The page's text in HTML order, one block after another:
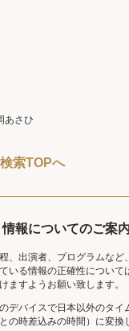
あさひ
索TOPへ
報についてのご案内
、出演者、プログラムなど
いる情報の正確性につい
ますようお願い致します。
デバイスで日本以外のタ
との時差込みの時間）に変